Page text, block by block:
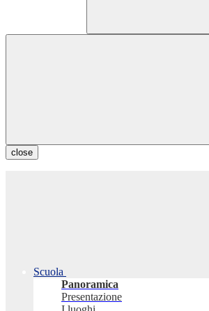
close
Scuola
Panoramica
Presentazione